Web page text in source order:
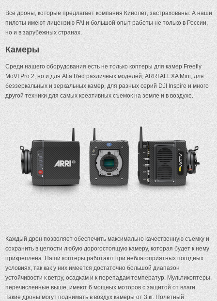
Все дроны, которые предлагает компания Кинолет, застрахованы. А наши
пилоты имеют лицензию FAI и большой опыт работы не только в России,
но и в зарубежных странах.
Камеры
Среди нашего оборудования есть не только коптеры для камер Freefly
MōVI Pro 2, но и для Alta Red различных моделей, ARRI ALEXA Mini, для
беззеркальных и зеркальных камер, для разных серий DJI Inspire и много
другой техники для самых креативных съемок на земле и в воздухе.
Каждый дрон позволяет обеспечить максимально качественную съемку и
сохранить в целости любую дорогостоящую камеру, которая будет к нему
прикреплена. Наши коптеры работают при неблагоприятных погодных
условиях, так как у них имеется достаточно большой диапазон
устойчивости к ветру, осадкам и к перепадам температур. Мультикоптеры,
перечисленные выше, имеют 6 мощных моторов с защитой от влаги.
Такие дроны могут поднимать в воздух камеры от 3 кг. Полетный